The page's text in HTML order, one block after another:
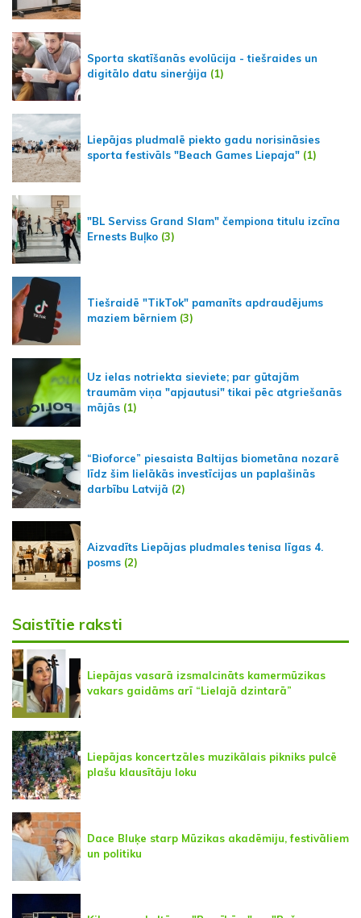
Sporta skatīšanās evolūcija - tiešraides un
digitālo datu sinerģija (1)
Liepājas pludmalē piekto gadu norisināsies
sporta festivāls "Beach Games Liepaja" (1)
"BL Serviss Grand Slam" čempiona titulu izcīna
Ernests Buļko (3)
Tiešraidē "TikTok" pamanīts apdraudējums
maziem bērniem (3)
Uz ielas notriekta sieviete; par gūtajām
traumām viņa "apjautusi" tikai pēc atgriešanās
mājās (1)
“Bioforce” piesaista Baltijas biometāna nozarē
līdz šim lielākās investīcijas un paplašinās
darbību Latvijā (2)
Aizvadīts Liepājas pludmales tenisa līgas 4.
posms (2)
Saistītie raksti
Liepājas vasarā izsmalcināts kamermūzikas
vakars gaidāms arī “Lielajā dzintarā”
Liepājas koncertzāles muzikālais pikniks pulcē
plašu klausītāju loku
Dace Bluķe starp Mūzikas akadēmiju, festivāliem
un politiku